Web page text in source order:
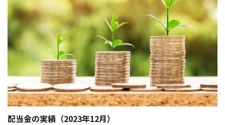
配当金の実績（2023年12月）